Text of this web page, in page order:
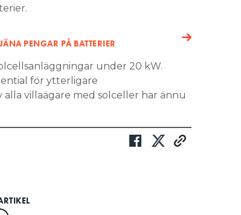
PENGAR PÅ BATTERIER
under 20 kW.
för ytterligare
villaägare med solceller har ännu